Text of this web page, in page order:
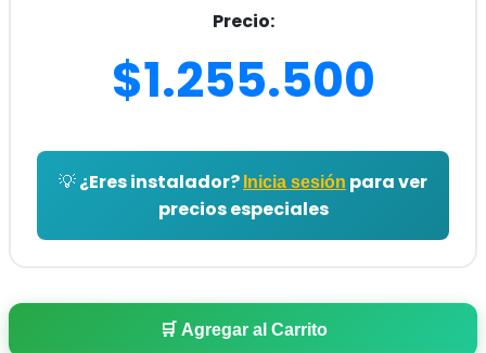
Precio:
$1.255.500
💡 ¿Eres instalador? Inicia sesión para ver
precios especiales
🛒 Agregar al Carrito